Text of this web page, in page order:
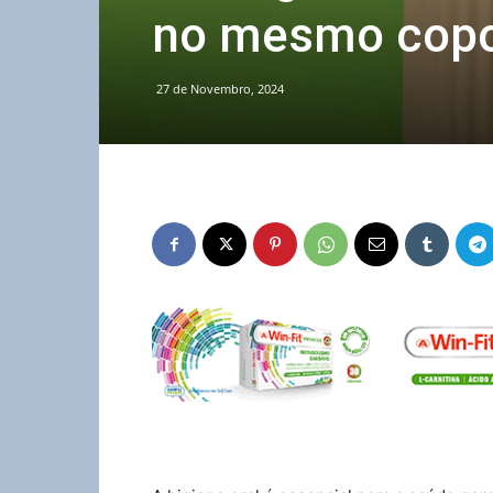
no mesmo
27 de Novembro, 2024